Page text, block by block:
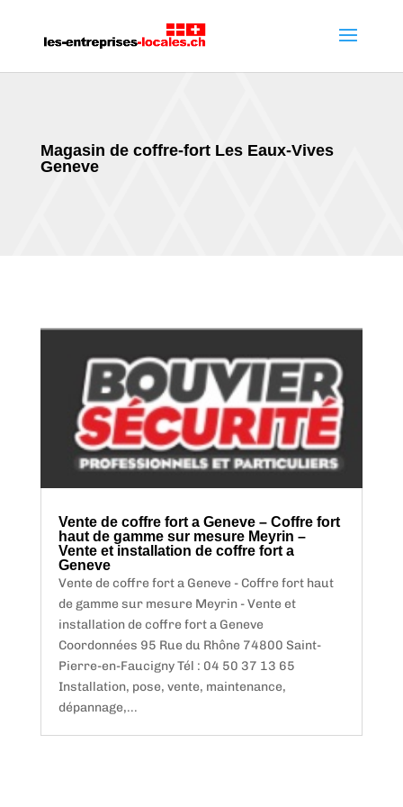
Magasin de coffre-fort Les Eaux-Vives
Geneve
Vente de coffre fort a Geneve – Coffre fort
haut de gamme sur mesure Meyrin –
Vente et installation de coffre fort a
Geneve
Vente de coffre fort a Geneve - Coffre fort haut
de gamme sur mesure Meyrin - Vente et
installation de coffre fort a Geneve
Coordonnées 95 Rue du Rhône 74800 Saint-
Pierre-en-Faucigny Tél : 04 50 37 13 65
Installation, pose, vente, maintenance,
dépannage,...